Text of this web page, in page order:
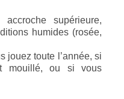
supérieure,
humides (rosée,
jouez toute l’année, si
mouillé, ou si vous